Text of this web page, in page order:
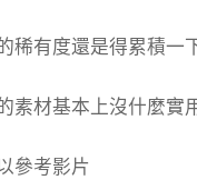
稀有度還是得累積一
素材基本上沒什麼實
參考影片